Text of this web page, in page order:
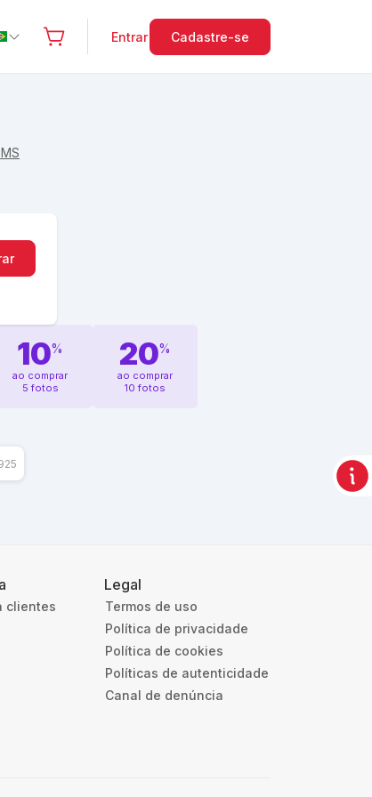
Entrar Cadastre-se
10%
ao comprar
5 fotos
20%
ao comprar
10 fotos
clientes
Legal
Termos de uso
Política de privacidade
Política de cookies
Políticas de autenticidade
Canal de denúncia